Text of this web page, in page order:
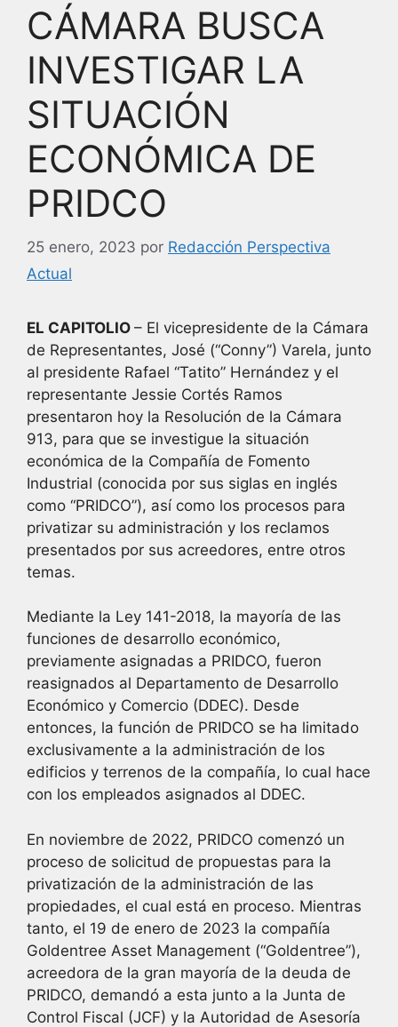
CÁMARA BUSCA
INVESTIGAR LA
SITUACIÓN
ECONÓMICA DE
PRIDCO
25 enero, 2023 por Redacción Perspectiva
Actual
EL CAPITOLIO – El vicepresidente de la Cámara
de Representantes, José (“Conny”) Varela, junto
al presidente Rafael “Tatito” Hernández y el
representante Jessie Cortés Ramos
presentaron hoy la Resolución de la Cámara
913, para que se investigue la situación
económica de la Compañía de Fomento
Industrial (conocida por sus siglas en inglés
como “PRIDCO”), así como los procesos para
privatizar su administración y los reclamos
presentados por sus acreedores, entre otros
temas.
Mediante la Ley 141-2018, la mayoría de las
funciones de desarrollo económico,
previamente asignadas a PRIDCO, fueron
reasignados al Departamento de Desarrollo
Económico y Comercio (DDEC). Desde
entonces, la función de PRIDCO se ha limitado
exclusivamente a la administración de los
edificios y terrenos de la compañía, lo cual hace
con los empleados asignados al DDEC.
En noviembre de 2022, PRIDCO comenzó un
proceso de solicitud de propuestas para la
privatización de la administración de las
propiedades, el cual está en proceso. Mientras
tanto, el 19 de enero de 2023 la compañía
Goldentree Asset Management (“Goldentree”),
acreedora de la gran mayoría de la deuda de
PRIDCO, demandó a esta junto a la Junta de
Control Fiscal (JCF) y la Autoridad de Asesoría